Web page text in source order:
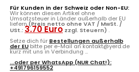
Für Kunden in der Schweiz oder Non-EU:
Wir können diesen Artikel ohne
Umsatzsteuer in Länder außerhalb der EU
liefern(Preis netto ohne VAT / MwSt. /
USt.: 3.70 Euro zzgl. Steuern) .
Setze dich für Bestellungen außerhalb
der EU bitte per e-Mail an kontakt@yerd.de
kurz mit uns in Verbindung ...
...oder perWhatsApp (NUR Chat!):
+491796159552